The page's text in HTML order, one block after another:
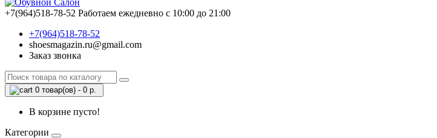
+7(964)518-78-52 Работаем ежедневно с 10:00 до 21:00
+7(964)518-78-52
shoesmagazin.ru@gmail.com
Заказ звонка
0 товар(ов) - 0 р.
В корзине пусто!
Категории